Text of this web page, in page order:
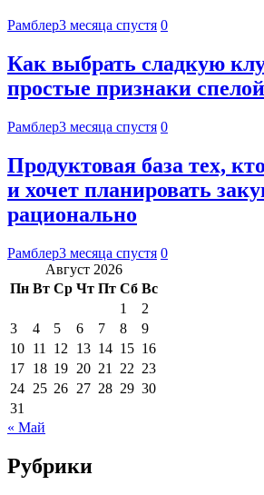
Рамблер3 месяца спустя 0
Как выбрать сладкую
простые признаки
Рамблер3 месяца спустя 0
Продуктовая база тех,
и хочет планировать
рационально
Рамблер3 месяца спустя 0
Август 2026
Пн Вт Ср Чт Пт Сб Вс
1
2
3
4 5 6 7 8
9
10 11 12 13 14 15 16
17 18 19 20 21 22 23
24 25 26 27 28 29 30
31
« Май
Рубрики